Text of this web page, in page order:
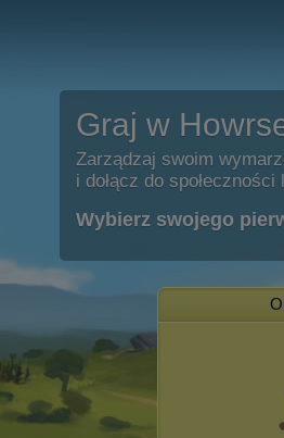
Graj w
Zarządzaj swoim
i dołącz do
Wybierz swojego